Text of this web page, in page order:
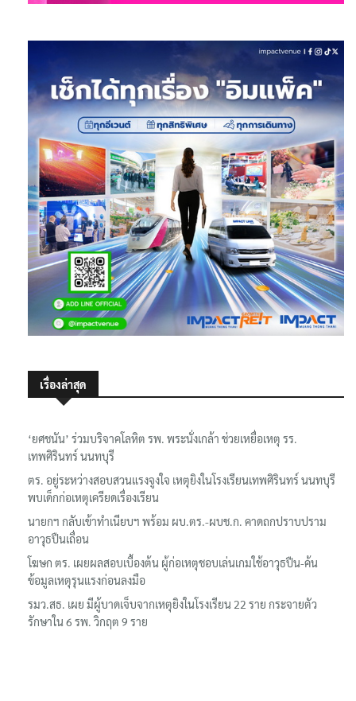
เรื่องล่าสุด
‘ยศชนัน’ ร่วมบริจาคโลหิต รพ. พระนั่งเกล้า ช่วยเหยื่อเหตุ รร.
เทพศิรินทร์ นนทบุรี
ตร. อยู่ระหว่างสอบสวนแรงจูงใจ เหตุยิงในโรงเรียนเทพศิรินทร์ นนทบุรี
พบเด็กก่อเหตุเครียดเรื่องเรียน
นายกฯ กลับเข้าทำเนียบฯ พร้อม ผบ.ตร.-ผบช.ก. คาดถกปราบปราม
อาวุธปืนเถื่อน
โฆษก ตร. เผยผลสอบเบื้องต้น ผู้ก่อเหตุชอบเล่นเกมใช้อาวุธปืน-ค้น
ข้อมูลเหตุรุนแรงก่อนลงมือ
รมว.สธ. เผย มีผู้บาดเจ็บจากเหตุยิงในโรงเรียน 22 ราย กระจายตัว
รักษาใน 6 รพ. วิกฤต 9 ราย